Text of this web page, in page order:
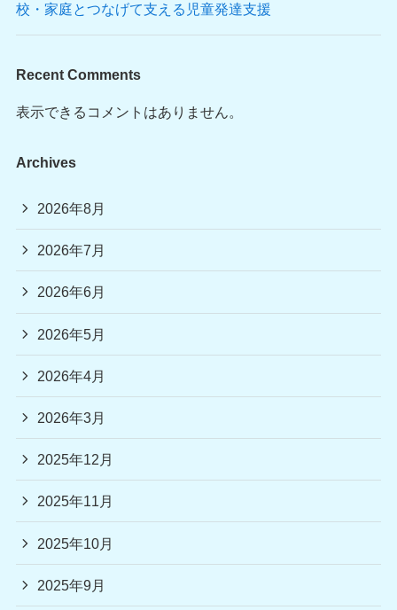
校・家庭とつなげて支える児童発達支援
Recent Comments
表示できるコメントはありません。
Archives
2026年8月
2026年7月
2026年6月
2026年5月
2026年4月
2026年3月
2025年12月
2025年11月
2025年10月
2025年9月